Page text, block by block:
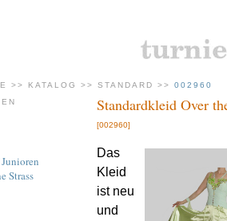
>> KATALOG >> STANDARD >> 002960
Strass
Standardkleid Over
[002960]
Das
Kleid
ist neu
und